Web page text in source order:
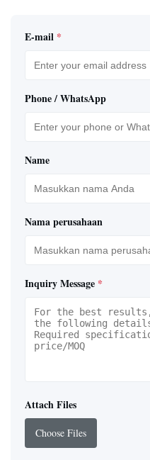
E-mail *
Phone / WhatsApp
Name
Nama perusahaan
Inquiry Message *
Attach Files
Choose Files